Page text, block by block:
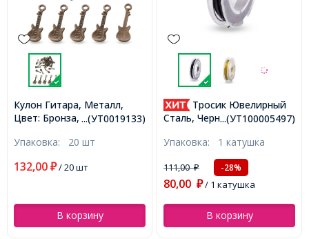
...(УТ0019133)
Кулон Гитара, Металл,
Цвет: Бронза, Размер:
(УТ0019133)
Упаковка: 20 шт
132,00 ₽/ 20 шт
В корзину
...(УТ100005497)
Тросик Ювелирный
Сталь, Черный, 0.45мм,
(УТ100005497)
Упаковка: 1 катушка
111,00₽ -28%
80,00 ₽/ 1 катушка
В корзину